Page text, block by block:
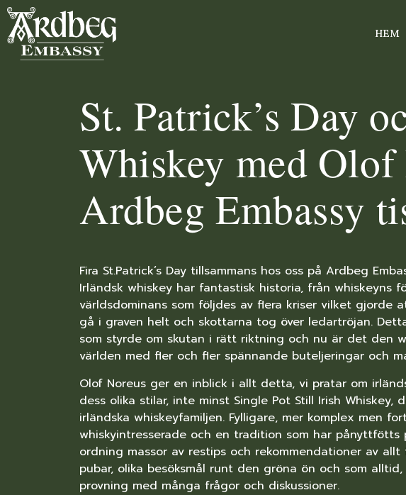
HEM
St. Patrick’s Day
Whiskey med Olof
Ardbeg Embassy
Fira St.Patrick’s Day tillsammans hos oss på Ardbeg
Irländsk whiskey har fantastisk historia, från whiskeyns
världsdominans som följdes av flera kriser vilket gjorde
gå i graven helt och skottarna tog över ledartröjan.
som styrde om skutan i rätt riktning och nu är det den
världen med fler och fler spännande buteljeringar och
Olof Noreus ger en inblick i allt detta, vi pratar om
dess olika stilar, inte minst Single Pot Still Irish
irländska whiskeyfamiljen. Fylligare, mer komplex men
whiskyintresserade och en tradition som har pånyttfötts
ordning massor av restips och rekommendationer av
pubar, olika besöksmål runt den gröna ön och som
provning med många frågor och diskussioner.